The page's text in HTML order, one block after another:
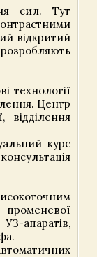
сил. Тут
відкритий
технології
Центр
відділення
курс
апаратів,